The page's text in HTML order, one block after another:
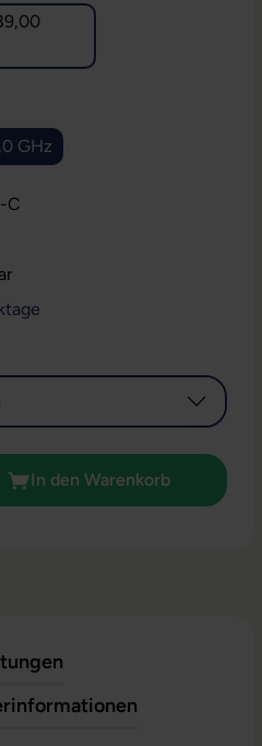
GHz
C
den gewünschten
In den Warenkorb